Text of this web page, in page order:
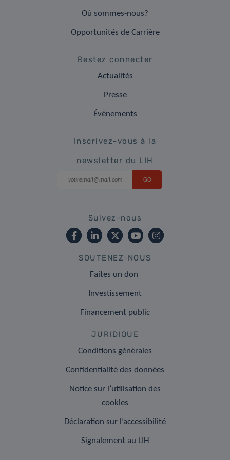
Où sommes-nous?
Opportunités de Carrière
Restez connecter
Actualités
Presse
Événements
Inscrivez-vous à la
newsletter du LIH
Suivez-nous
SOUTENEZ-NOUS
Faites un don
Investissement
Financement public
JURIDIQUE
Conditions générales
Confidentialité des données
Notice sur l’utilisation des
cookies
Déclaration sur l’accessibilité
Signalement au LIH